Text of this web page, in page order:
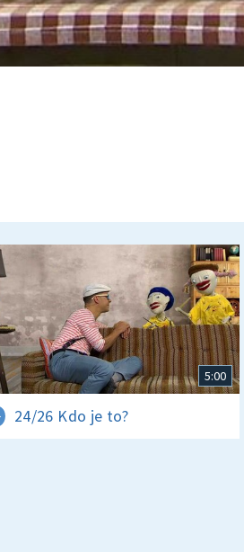
5:00
24/26 Kdo je to?